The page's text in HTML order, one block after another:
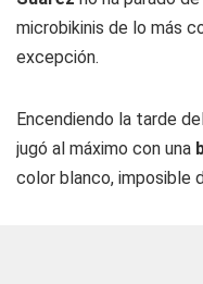
microbikinis de lo más
excepción.
Encendiendo la tarde
jugó al máximo con una
color blanco, imposible